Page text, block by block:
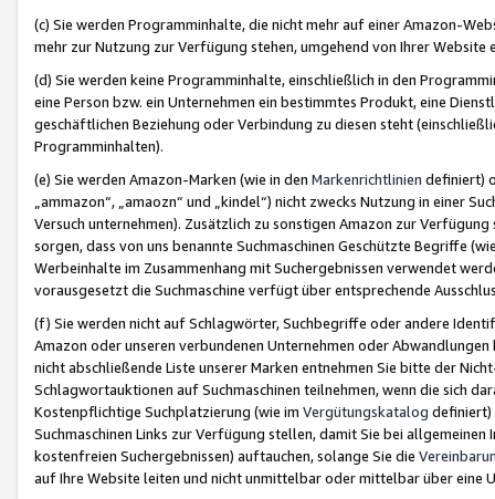
(c) Sie werden Programminhalte, die nicht mehr auf einer Amazon-
mehr zur Nutzung zur Verfügung stehen, umgehend von Ihrer
(d) Sie werden keine Programminhalte, einschließlich in den
eine Person bzw. ein Unternehmen ein bestimmtes Produkt, eine
geschäftlichen Beziehung oder Verbindung zu diesen steht
Programminhalten).
(e) Sie werden Amazon-Marken (wie in den Markenrichtlinien definiert)
„ammazon“, „amaozn“ und „kindel“) nicht zwecks Nutzung in einer
Versuch unternehmen). Zusätzlich zu sonstigen Amazon zur
sorgen, dass von uns benannte Suchmaschinen Geschützte Begriffe
Werbeinhalte im Zusammenhang mit Suchergebnissen verwendet
vorausgesetzt die Suchmaschine verfügt über entsprechende
(f) Sie werden nicht auf Schlagwörter, Suchbegriffe oder andere
Amazon oder unseren verbundenen Unternehmen oder
nicht abschließende Liste unserer Marken entnehmen Sie bitte der
Schlagwortauktionen auf Suchmaschinen teilnehmen, wenn die sich
Kostenpflichtige Suchplatzierung (wie im Vergütungskatalog definiert)
Suchmaschinen Links zur Verfügung stellen, damit Sie bei
kostenfreien Suchergebnissen) auftauchen, solange Sie die
auf Ihre Website leiten und nicht unmittelbar oder mittelbar über eine